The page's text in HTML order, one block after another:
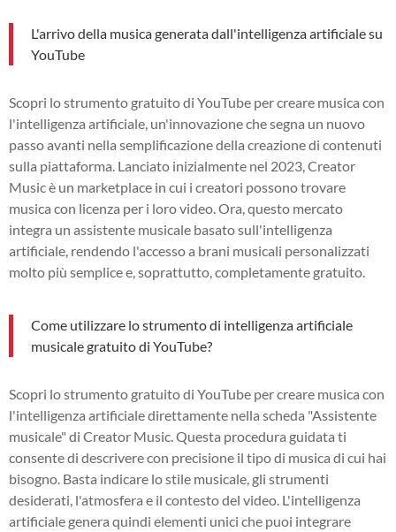
L'arrivo della musica generata dall'intelligenza artificiale su
YouTube
Scopri lo strumento gratuito di YouTube per creare musica con
l'intelligenza artificiale, un'innovazione che segna un nuovo
passo avanti nella semplificazione della creazione di contenuti
sulla piattaforma. Lanciato inizialmente nel 2023, Creator
Music è un marketplace in cui i creatori possono trovare
musica con licenza per i loro video. Ora, questo mercato
integra un assistente musicale basato sull'intelligenza
artificiale, rendendo l'accesso a brani musicali personalizzati
molto più semplice e, soprattutto, completamente gratuito.
Come utilizzare lo strumento di intelligenza artificiale
musicale gratuito di YouTube?
Scopri lo strumento gratuito di YouTube per creare musica con
l'intelligenza artificiale direttamente nella scheda "Assistente
musicale" di Creator Music. Questa procedura guidata ti
consente di descrivere con precisione il tipo di musica di cui hai
bisogno. Basta indicare lo stile musicale, gli strumenti
desiderati, l'atmosfera e il contesto del video. L'intelligenza
artificiale genera quindi elementi unici che puoi integrare